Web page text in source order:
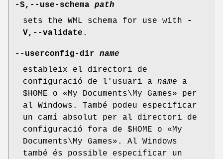
-S,--use-schema path
sets the WML schema for use with
-
V,--validate .
--userconfig-dir name
estableix el directori de
configuració de l'usuari a name a
$HOME o «My Documents\My Games» per
al Windows. També podeu especificar
un camí absolut per al directori de
configuració fora de $HOME o «My
Documents\My Games». Al Windows
també és possible especificar un